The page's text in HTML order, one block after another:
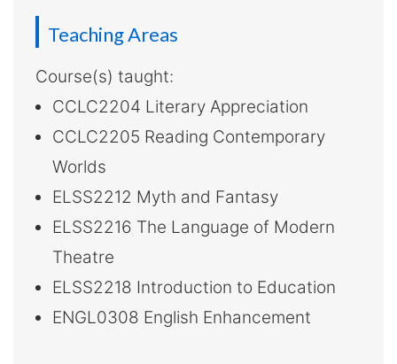
Teaching Areas
Course(s) taught:
CCLC2204 Literary Appreciation
CCLC2205 Reading Contemporary
Worlds
ELSS2212 Myth and Fantasy
ELSS2216 The Language of Modern
Theatre
ELSS2218 Introduction to Education
ENGL0308 English Enhancement